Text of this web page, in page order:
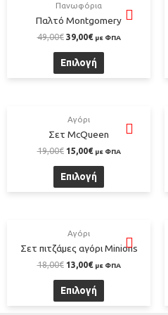
Πανωφόρια
Παλτό Montgomery
49,00€ 39,00€ με ΦΠΑ
Επιλογή
Αγόρι
Σετ McQueen
19,00€ 15,00€ με ΦΠΑ
Επιλογή
Αγόρι
Σετ πιτζάμες αγόρι Minions
18,00€ 13,00€ με ΦΠΑ
Επιλογή